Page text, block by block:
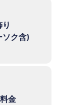
ソク含)
金